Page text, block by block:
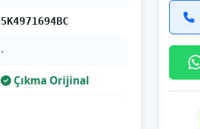
5K4971694BC
-
Çıkma Orijinal